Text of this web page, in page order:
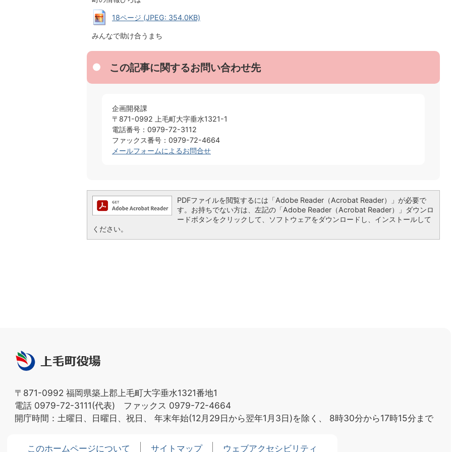
18ページ (JPEG: 354.0KB)
みんなで助け合うまち
この記事に関するお問い合わせ先
企画開発課
〒871-0992 上毛町大字垂水1321-1
電話番号：0979-72-3112
ファックス番号：0979-72-4664
メールフォームによるお問合せ
PDFファイルを閲覧するには「Adobe Reader（Acrobat Reader）」が必要で
す。お持ちでない方は、左記の「Adobe Reader（Acrobat Reader）」ダウンロ
ードボタンをクリックして、ソフトウェアをダウンロードし、インストールして
ください。
上
毛
役
場
〒871-0992 福岡県築上郡上毛町大字垂水1321番地1
電話 0979-72-3111(代表) ファックス 0979-72-4664
開庁時間：土曜日、日曜日、祝日、
年末年始(12月29日から翌年1月3日)を除く、 8時30分から17時15分まで
このホームページについて サイトマップ ウェブアクセシビリティ